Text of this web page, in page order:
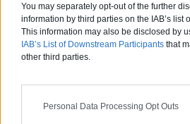
You may separately opt-out of the further
information by third parties on the IAB’s list
This information may also be disclosed by
IAB’s List of Downstream Participants that
other third parties.
Personal Data Processing Opt Outs
Activités :Salle de bain, Couverture tuiles / petits éléments, Isolation thermique des murs intérieurs, Alarme, Isolation des combles aménageables, Traitement de l'eau, Décrassage / Démoussage de toiture, Cheminée, Terrassement, Plancher chauffant